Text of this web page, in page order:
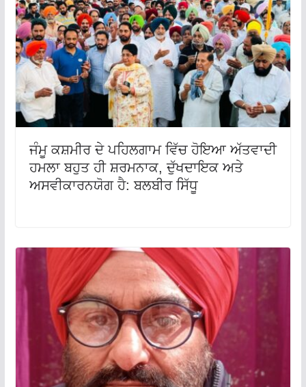
ਜੰਮੂ ਕਸ਼ਮੀਰ ਦੇ ਪਹਿਲਗਾਮ ਵਿੱਚ ਹੋਇਆ ਅੱਤਵਾਦੀ
ਹਮਲਾ ਬਹੁਤ ਹੀ ਸ਼ਰਮਨਾਕ, ਦੁੱਖਦਾਇਕ ਅਤੇ
ਅਸਵੀਕਾਰਨਯੋਗ ਹੈ: ਬਲਬੀਰ ਸਿੱਧੂ